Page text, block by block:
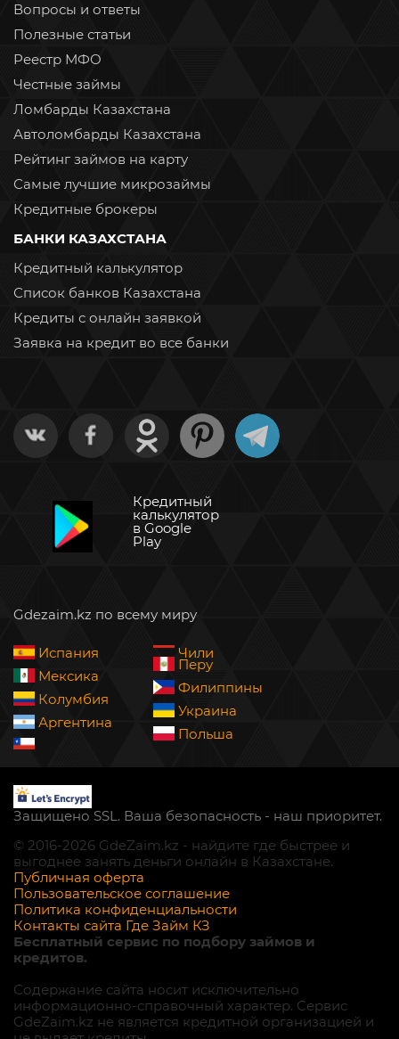
Вопросы и ответы
Полезные статьи
Реестр МФО
Честные займы
Ломбарды Казахстана
Автоломбарды Казахстана
Рейтинг займов на карту
Самые лучшие микрозаймы
Кредитные брокеры
БАНКИ КАЗАХСТАНА
Кредитный калькулятор
Список банков Казахстана
Кредиты с онлайн заявкой
Заявка на кредит во все банки
Кредитный
калькулятор
в Google
Play
Gdezaim.kz по всему миру
Испания
Мексика
Колумбия
Аргентина
Чили
Перу
Филиппины
Украина
Польша
Защищено SSL. Ваша безопасность - наш приоритет.
© 2016-2026 GdeZaim.kz - найдите где быстрее и
выгоднее занять деньги онлайн в Казахстане.
Публичная оферта
Пользовательское соглашение
Политика конфиденциальности
Контакты сайта Где Займ КЗ
Бесплатный сервис по подбору займов и
кредитов.
Содержание сайта носит исключительно
информационно-справочный характер. Сервис
GdeZaim.kz не является кредитной организацией и